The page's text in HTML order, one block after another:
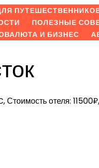
ПОЛЕЗНЫЕ
И БИЗНЕС
Стоимость отеля: